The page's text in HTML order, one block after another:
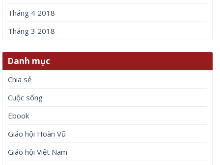
Tháng 4 2018
Tháng 3 2018
Danh mục
Chia sẻ
Cuộc sống
Ebook
Giáo hội Hoàn Vũ
Giáo hội Việt Nam